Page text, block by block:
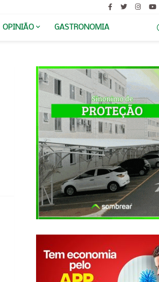
OPINIÃO GASTRONOMIA